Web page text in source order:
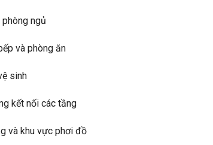
ngủ
và phòng ăn
sinh
kết nối các tầng
và khu vực phơi đồ